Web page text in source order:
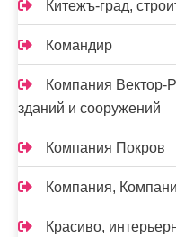
Китежъ-град,
Командир
Компания Вектор-
зданий и сооружений
Компания Покров
Компания,
Красиво,